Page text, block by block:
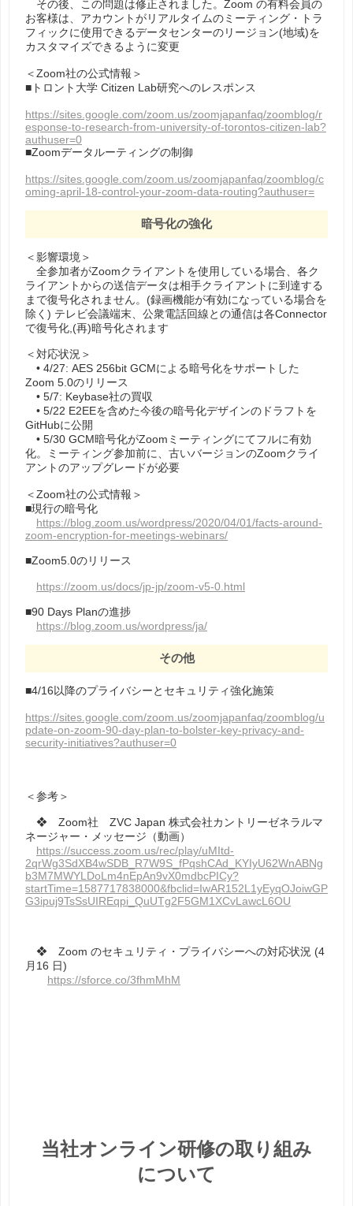
その後、この問題は修正されました。Zoom の有料会員の
お客様は、アカウントがリアルタイムのミーティング・トラ
フィックに使⽤できるデータセンターのリージョン(地域)を
カスタマイズできるように変更
＜Zoom社の公式情報＞
■トロント大学 Citizen Lab研究へのレスポンス
https://sites.google.com/zoom.us/zoomjapanfaq/zoomblog/r
esponse-to-research-from-university-of-torontos-citizen-lab?
authuser=0
■Zoomデータルーティングの制御
https://sites.google.com/zoom.us/zoomjapanfaq/zoomblog/c
oming-april-18-control-your-zoom-data-routing?authuser=
暗号化の強化
＜影響環境＞
全参加者がZoomクライアントを使用している場合、各ク
ライアントからの送信データは相手クライアントに到達する
まで復号化されません。(録画機能が有効になっている場合を
除く) テレビ会議端末、公衆電話回線との通信は各Connector
で復号化,(再)暗号化されます
＜対応状況＞
• 4/27: AES 256bit GCMによる暗号化をサポートした
Zoom 5.0のリリース
• 5/7: Keybase社の買収
• 5/22 E2EEを含めた今後の暗号化デザインのドラフトを
GitHubに公開
• 5/30 GCM暗号化がZoomミーティングにてフルに有効
化。ミーティング参加前に、古いバージョンのZoomクライ
アントのアップグレードが必要
＜Zoom社の公式情報＞
■現行の暗号化
https://blog.zoom.us/wordpress/2020/04/01/facts-around-
zoom-encryption-for-meetings-webinars/
■Zoom5.0のリリース
https://zoom.us/docs/jp-jp/zoom-v5-0.html
■90 Days Planの進捗
https://blog.zoom.us/wordpress/ja/
その他
■4/16以降のプライバシーとセキュリティ強化施策
https://sites.google.com/zoom.us/zoomjapanfaq/zoomblog/u
pdate-on-zoom-90-day-plan-to-bolster-key-privacy-and-
security-initiatives?authuser=0
＜参考＞
❖ Zoom社 ZVC Japan 株式会社カントリーゼネラルマ
ネージャー・メッセージ（動画）
https://success.zoom.us/rec/play/uMItd-
2qrWg3SdXB4wSDB_R7W9S_fPqshCAd_KYIyU62WnABNg
b3M7MWYLDoLm4nEpAn9vX0mdbcPICy?
startTime=1587717838000&fbclid=IwAR152L1yEyqOJoiwGP
G3ipuj9TsSsUIREqpi_QuUTg2F5GM1XCvLawcL6OU
❖ Zoom のセキュリティ・プライバシーへの対応状況 (4
⽉16 ⽇)
https://sforce.co/3fhmMhM
当社オンライン研修の取り組み
について